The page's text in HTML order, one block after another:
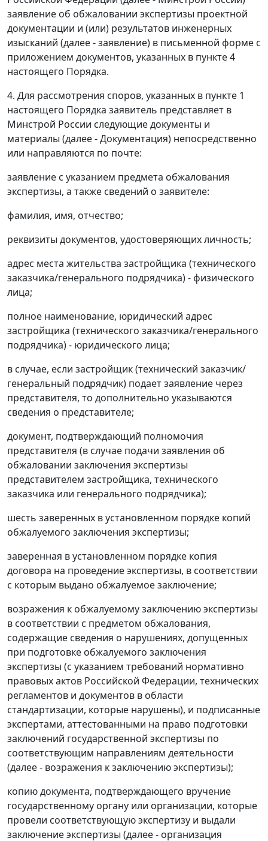
заявление об обжаловании экспертизы проектной
документации и (или) результатов инженерных
изысканий (далее - заявление) в письменной форме с
приложением документов, указанных в пункте 4
настоящего Порядка.
4. Для рассмотрения споров, указанных в пункте 1
настоящего Порядка заявитель представляет в
Минстрой России следующие документы и
материалы (далее - Документация) непосредственно
или направляются по почте:
заявление с указанием предмета обжалования
экспертизы, а также сведений о заявителе:
фамилия, имя, отчество;
реквизиты документов, удостоверяющих личность;
адрес места жительства застройщика (технического
заказчика/генерального подрядчика) - физического
лица;
полное наименование, юридический адрес
застройщика (технического заказчика/генерального
подрядчика) - юридического лица;
в случае, если застройщик (технический заказчик/
генеральный подрядчик) подает заявление через
представителя, то дополнительно указываются
сведения о представителе;
документ, подтверждающий полномочия
представителя (в случае подачи заявления об
обжаловании заключения экспертизы
представителем застройщика, технического
заказчика или генерального подрядчика);
шесть заверенных в установленном порядке копий
обжалуемого заключения экспертизы;
заверенная в установленном порядке копия
договора на проведение экспертизы, в соответствии
с которым выдано обжалуемое заключение;
возражения к обжалуемому заключению экспертизы
в соответствии с предметом обжалования,
содержащие сведения о нарушениях, допущенных
при подготовке обжалуемого заключения
экспертизы (с указанием требований нормативно
правовых актов Российской Федерации, технических
регламентов и документов в области
стандартизации, которые нарушены), и подписанные
экспертами, аттестованными на право подготовки
заключений государственной экспертизы по
соответствующим направлениям деятельности
(далее - возражения к заключению экспертизы);
копию документа, подтверждающего вручение
государственному органу или организации, которые
провели соответствующую экспертизу и выдали
заключение экспертизы (далее - организация